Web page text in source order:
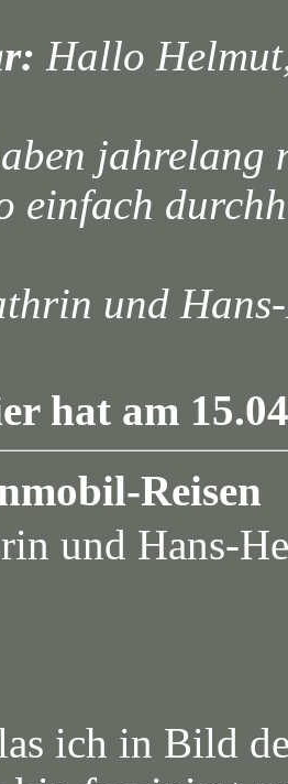
Hallo
jahrelang
einfach
und
hat am
Reisen
und Hans-
ich in Bild